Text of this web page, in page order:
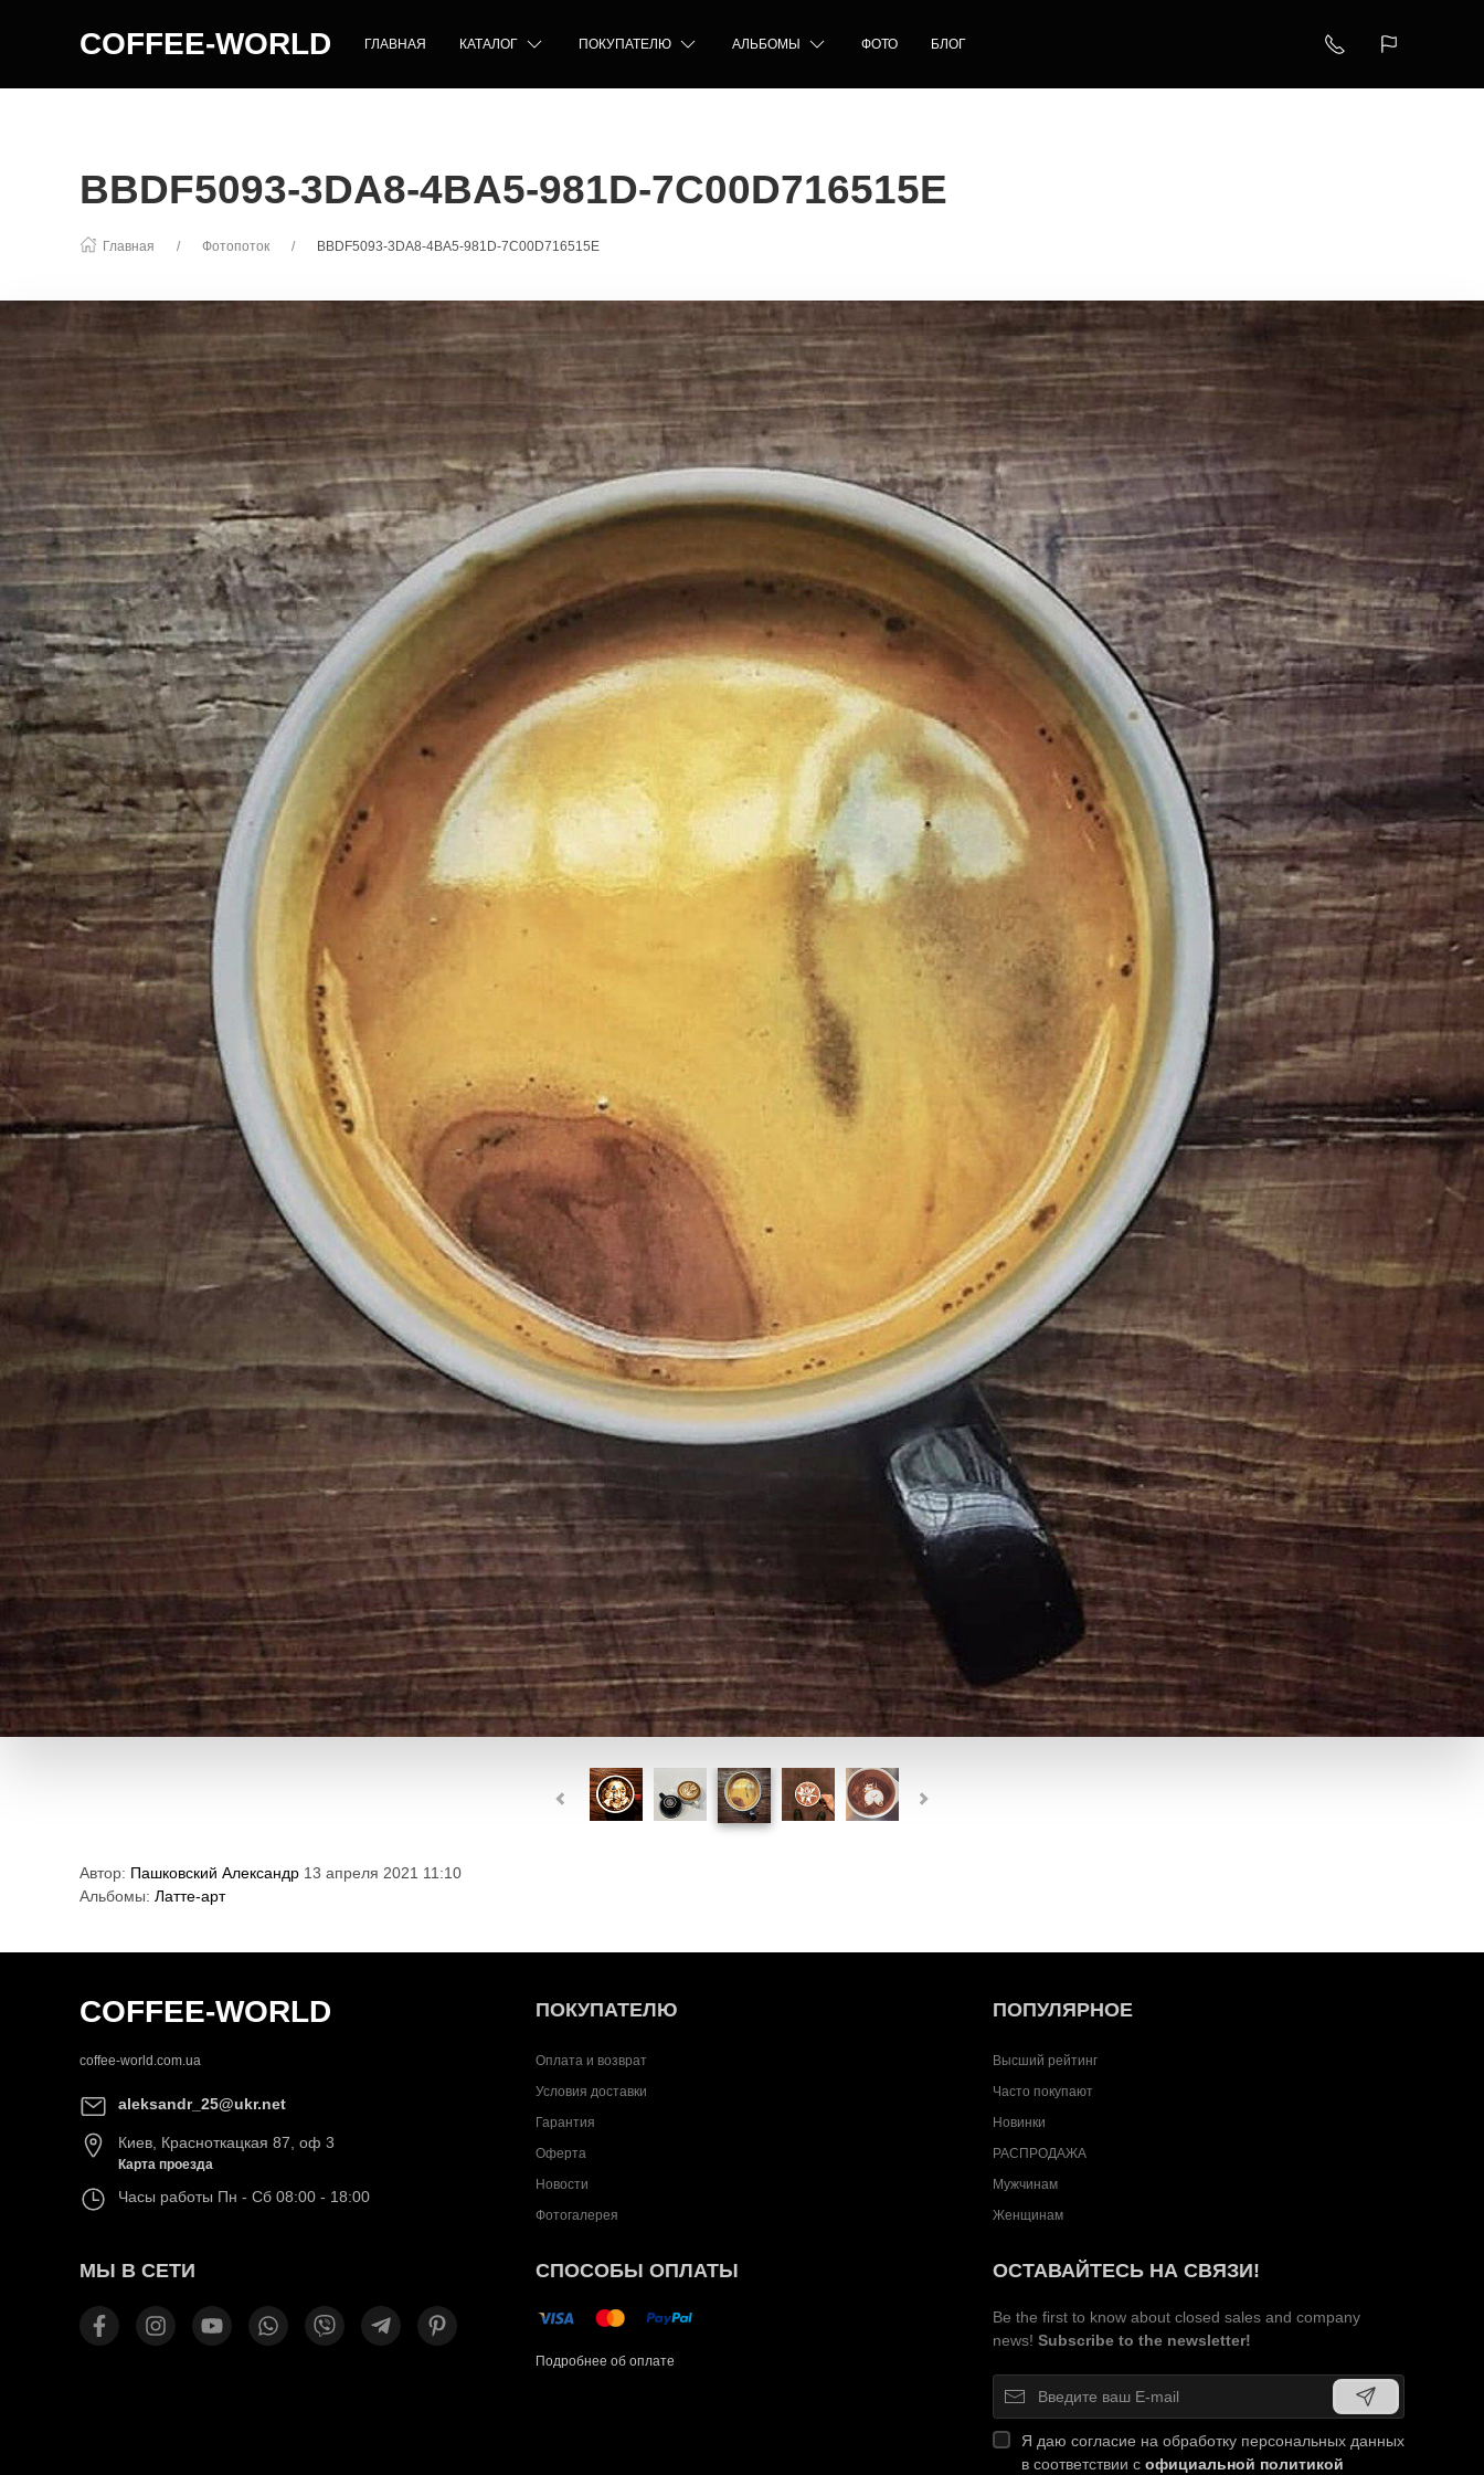
COFFEE-WORLD ГЛАВНАЯ КАТАЛОГ ПОКУПАТЕЛЮ АЛЬБОМЫ ФОТО БЛОГ
BBDF5093-3DA8-4BA5-981D-7C00D716515E
Главная Фотопоток BBDF5093-3DA8-4BA5-981D-7C00D716515E
Автор: Пашковский Александр 13 апреля 2021 11:10
Альбомы: Латте-арт
COFFEE-WORLD
coffee-world.com.ua
aleksandr_25@ukr.net
Киев Красноткацкая 87, оф 3
Карта проезда
Часы работы Пн - Сб 08:00 - 18:00
ПОКУПАТЕЛЮ
Оплата и возврат
Условия доставки
Гарантия
Оферта
Новости
Фотогалерея
ПОПУЛЯРНОЕ
Высший рейтинг
Часто покупают
Новинки
РАСПРОДАЖА
Мужчинам
Женщинам
МЫ В СЕТИ СПОСОБЫ ОПЛАТЫ
Подробнее об оплате
ОСТАВАЙТЕСЬ НА СВЯЗИ!
Be the first to know about closed sales and company
news! Subscribe to the newsletter!
Я даю согласие на обработку персональных данных
в соответствии с официальной политикой